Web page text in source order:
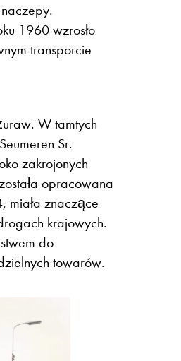
1960 wzrosło
transporcie
W tamtych
Sr.
zakrojonych
opracowana
miała znaczące
krajowych.
do
towarów.